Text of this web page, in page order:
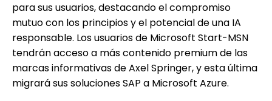
para sus usuarios, destacando el compromiso
mutuo con los principios y el potencial de una IA
responsable. Los usuarios de Microsoft Start-MSN
tendrán acceso a más contenido premium de las
marcas informativas de Axel Springer, y esta última
migrará sus soluciones SAP a Microsoft Azure.